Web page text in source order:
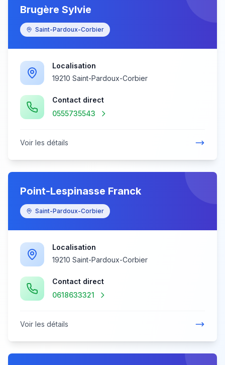
Brugère Sylvie
Saint-Pardoux-Corbier
Localisation
19210 Saint-Pardoux-Corbier
Contact direct
0555735543
Voir les détails
Point-Lespinasse Franck
Saint-Pardoux-Corbier
Localisation
19210 Saint-Pardoux-Corbier
Contact direct
0618633321
Voir les détails